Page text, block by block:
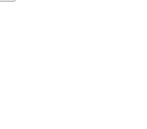
Testato e funzionante